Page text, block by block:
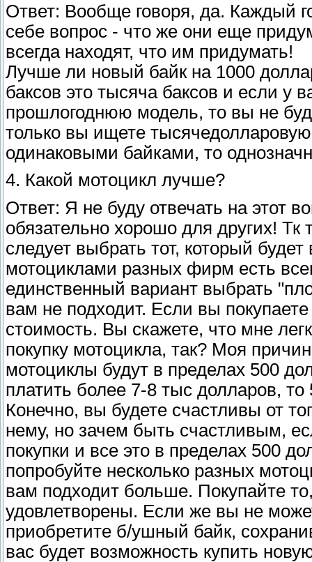
Ответ: Вообще говоря, да. Каждый
себе вопрос - что же они еще
всегда находят, что им придумать!
Лучше ли новый байк на 1000
баксов это тысяча баксов и если у
прошлогоднюю модель, то вы не
только вы ищете
одинаковыми байками, то
4. Какой мотоцикл лучше?
Ответ: Я не буду отвечать на этот
обязательно хорошо для других!
следует выбрать тот, который
мотоциклами разных фирм есть
единственный вариант выбрать
вам не подходит. Если вы
стоимость. Вы скажете, что мне
покупку мотоцикла, так? Моя
мотоциклы будут в пределах 500
платить более 7-8 тыс долларов,
Конечно, вы будете счастливы от
нему, но зачем быть счастливым,
покупки и все это в пределах 500
попробуйте несколько разных
вам подходит больше. Покупайте
удовлетворены. Если же вы не
приобретите б/ушный байк,
вас будет возможность купить